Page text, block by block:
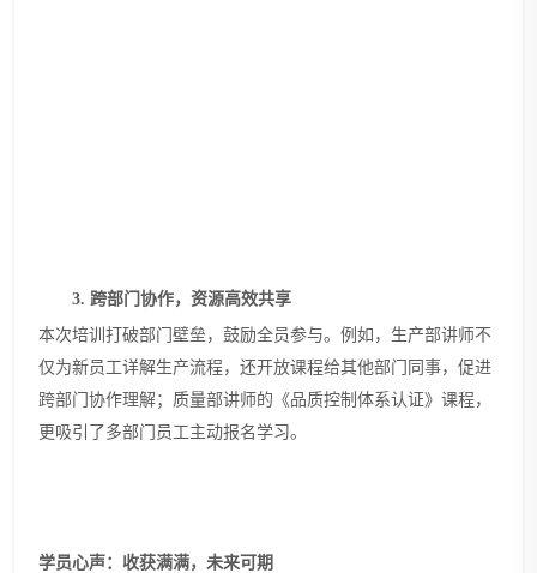
3. 跨部门协作，资源高效共享
本次培训打破部门壁垒，鼓励全员参与。例如，生产部讲师不
仅为新员工详解生产流程，还开放课程给其他部门同事，促进
跨部门协作理解；质量部讲师的《品质控制体系认证》课程，
更吸引了多部门员工主动报名学习。
学员心声：收获满满，未来可期